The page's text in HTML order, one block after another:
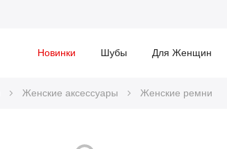
Новинки Шубы Для Женщин
Женские аксессуары Женские ремни